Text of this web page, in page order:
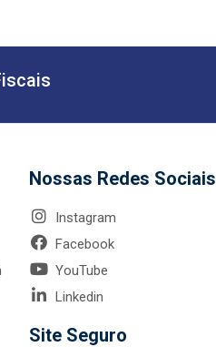
Nossas Redes Sociais
Instagram
Facebook
YouTube
Linkedin
Site Seguro